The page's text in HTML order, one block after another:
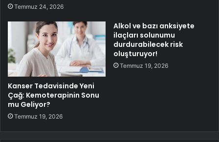
Temmuz 24, 2026
Kanser Tedavisinde Yeni
Çağ: Kemoterapinin Sonu
mu Geliyor?
Temmuz 19, 2026
Alkol ve bazı anksiyete
ilaçları solunumu
durdurabilecek risk
oluşturuyor!
Temmuz 19, 2026